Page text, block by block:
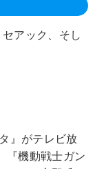
アック、そし
』がテレビ放
『機動戦士ガン